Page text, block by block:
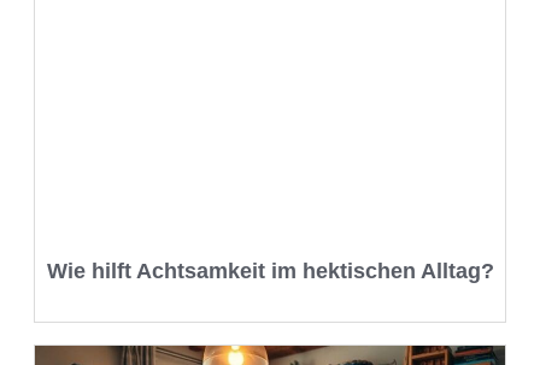
Wie hilft Achtsamkeit im hektischen Alltag?